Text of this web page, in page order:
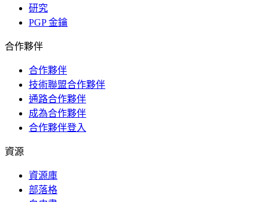
研究
PGP 金鑰
合作夥伴
合作夥伴
技術聯盟合作夥伴
通路合作夥伴
成為合作夥伴
合作夥伴登入
資源
資源庫
部落格